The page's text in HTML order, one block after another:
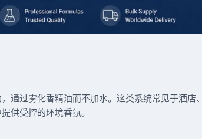
通过雾化香精油而不加水。这类系统常见于酒店
供受控的环境香氛。